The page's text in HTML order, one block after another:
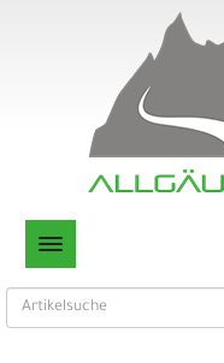
TOGGLE NAVIGATION